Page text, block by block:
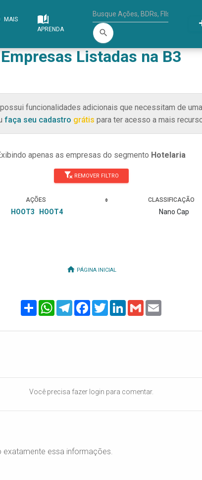
MAIS
APRENDA
search
Empresas Listadas na B3
funcionalidades adicionais que necessitam de
faça seu cadastro grátis para ter acesso a mais
apenas as empresas do segmento Hotelaria
REMOVER FILTRO
AÇÕES CLASSIFICAÇÃO
HOOT3 HOOT4 Nano Cap
PÁGINA INICIAL
ShareWhatsAppTelegramFacebook
TwitterLinkedInGmail
Você precisa fazer login para comentar.
essa informações.